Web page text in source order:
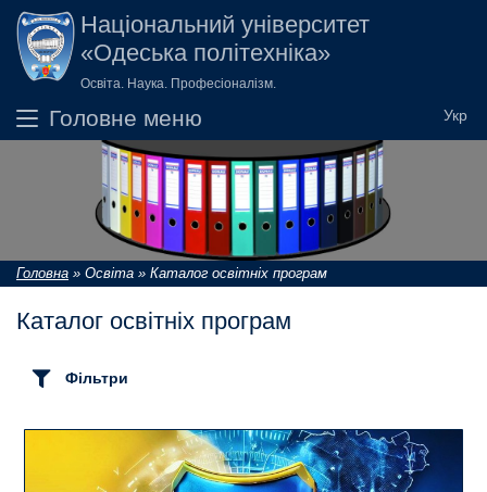
Перейти до основного вмісту
Національний університет
«Одеська політехніка»
Освіта. Наука. Професіоналізм.
Головне меню
Ви є тут
Головна » Освіта » Каталог освітніх програм
Каталог освітніх програм
Фільтри